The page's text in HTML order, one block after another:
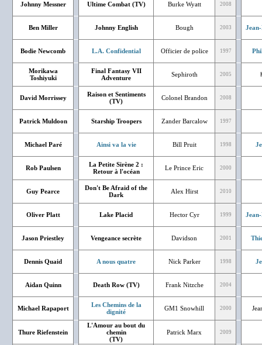
Johnny Messner Ultime Combat (TV) Burke Wyatt 2008
Ben Miller Johnny English Bough 2003
Bodie Newcomb L.A. Confidential Officier de police 1997
Morikawa
Toshiyuki
Final Fantasy VII
Adventure
Sephiroth 2005
David Morrissey
Raison et Sentiments
(TV)
Colonel Brandon 2008
Patrick Muldoon Starship Troopers Zander Barcalow 1997
Michael Paré Ainsi va la vie Bill Pruit 1998
Rob Paulsen
La Petite Sirène 2 :
Retour à l'océan
Le Prince Eric 2000
Guy Pearce
Don't Be Afraid of the
Dark
Alex Hirst 2010
Oliver Platt Lake Placid Hector Cyr 1999
Jason Priestley Vengeance secrète Davidson 2001
Dennis Quaid A nous quatre Nick Parker 1998
Aidan Quinn Death Row (TV) Frank Nitzche 2004
Michael Rapaport
Les Chemins de la
dignité
GM1 Snowhill 2000
Thure Riefenstein
L'Amour au bout du
chemin
(TV)
Patrick Marx 2009